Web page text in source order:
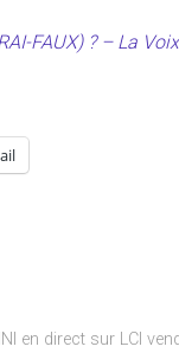
FAUX) ? – La
en direct sur LCI